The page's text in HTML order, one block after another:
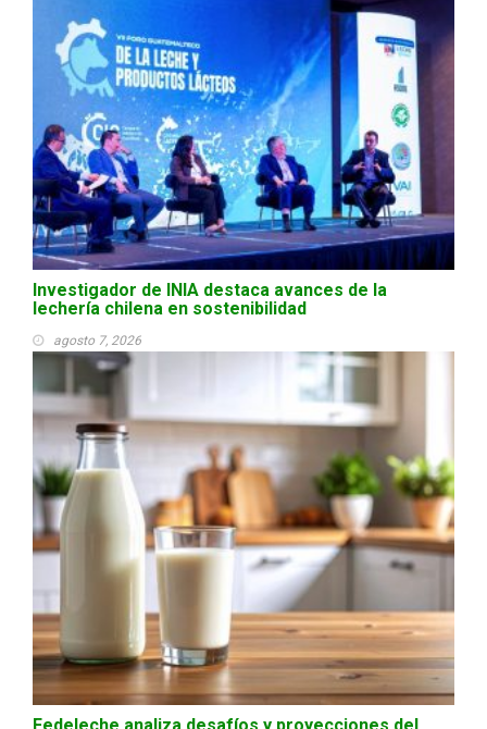
Investigador de INIA destaca avances de la
lechería chilena en sostenibilidad
agosto 7, 2026
Fedeleche analiza desafíos y proyecciones del